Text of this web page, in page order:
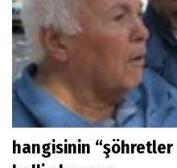
hangisinin “şöhretler